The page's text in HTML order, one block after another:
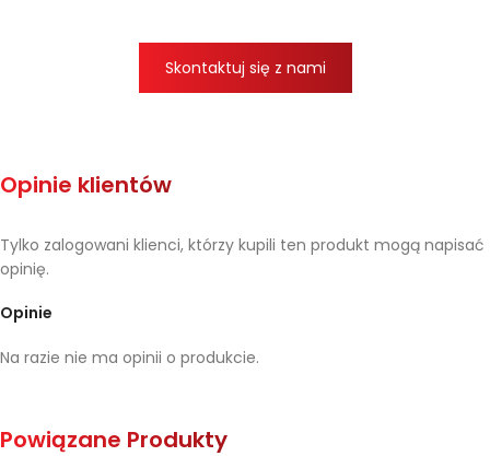
Skontaktuj się z nami
Opinie klientów
Opinie
Na razie nie ma opinii o produkcie.
Tylko zalogowani klienci, którzy kupili ten produkt mogą napisać
opinię.
Powiązane Produkty